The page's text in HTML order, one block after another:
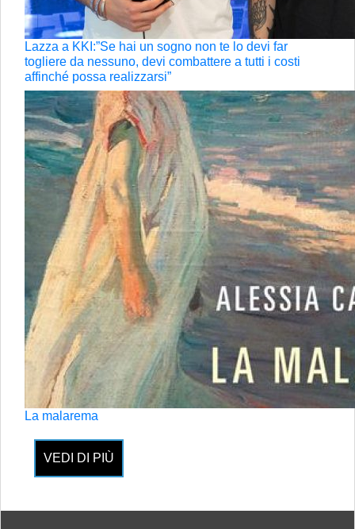
Lazza a KKI:”Se hai un sogno non te lo devi far
togliere da nessuno, devi combattere a tutti i costi
affinché possa realizzarsi”
La malarema
VEDI DI PIÙ